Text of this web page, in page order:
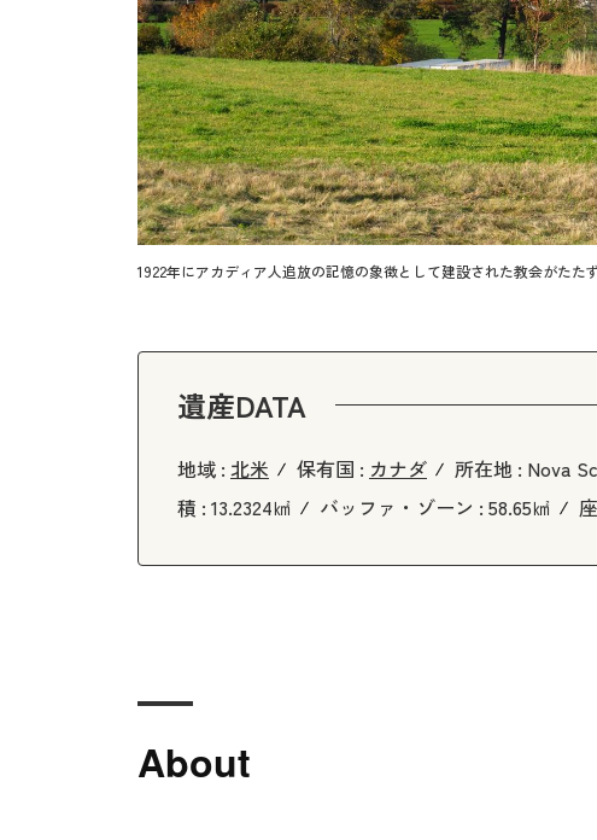
1922年にアカディア人追放の記憶の象徴として建設された教会がたた
遺産DATA
地域 : 北米 保有国 : カナダ 所在地 : Nova
積 : 13.2324㎢ バッファ・ゾーン : 58.65㎢
About